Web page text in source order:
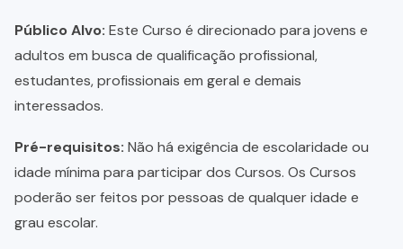
Público Alvo: Este Curso é direcionado para jovens e
adultos em busca de qualificação profissional,
estudantes, profissionais em geral e demais
interessados.
Pré-requisitos: Não há exigência de escolaridade ou
idade mínima para participar dos Cursos. Os Cursos
poderão ser feitos por pessoas de qualquer idade e
grau escolar.